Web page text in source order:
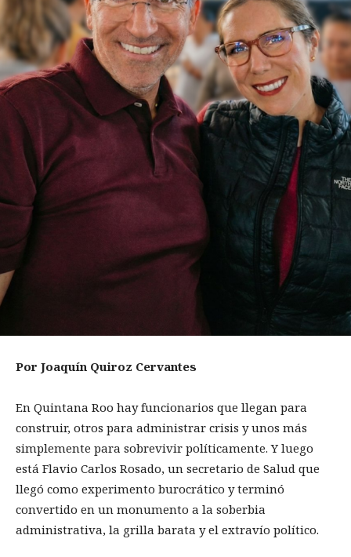
Por Joaquín Quiroz Cervantes
En Quintana Roo hay funcionarios que llegan para
construir, otros para administrar crisis y unos más
simplemente para sobrevivir políticamente. Y luego
está Flavio Carlos Rosado, un secretario de Salud que
llegó como experimento burocrático y terminó
convertido en un monumento a la soberbia
administrativa, la grilla barata y el extravío político.